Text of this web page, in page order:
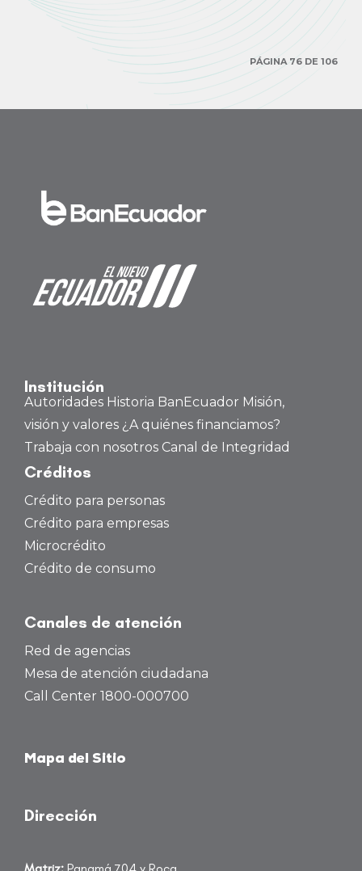
PÁGINA 76 DE 106
Institución
Autoridades Historia BanEcuador Misión,
visión y valores ¿A quiénes financiamos?
Trabaja con nosotros Canal de Integridad
Créditos
Crédito para personas
Crédito para empresas
Microcrédito
Crédito de consumo
Canales de atención
Red de agencias
Mesa de atención ciudadana
Call Center 1800-000700
Mapa del Sitio
Dirección